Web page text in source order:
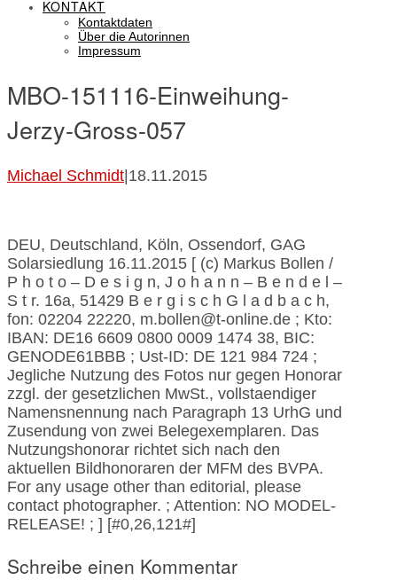
KONTAKT
Kontaktdaten
Über die Autorinnen
Impressum
MBO-151116-Einweihung-
Jerzy-Gross-057
Michael Schmidt|18.11.2015
DEU, Deutschland, Köln, Ossendorf, GAG
Solarsiedlung 16.11.2015 [ (c) Markus Bollen /
P h o t o – D e s i g n, J o h a n n – B e n d e l –
S t r. 16a, 51429 B e r g i s c h G l a d b a c h,
fon: 02204 22220, m.bollen@t-online.de ; Kto:
IBAN: DE16 6609 0800 0009 1474 38, BIC:
GENODE61BBB ; Ust-ID: DE 121 984 724 ;
Jegliche Nutzung des Fotos nur gegen Honorar
zzgl. der gesetzlichen MwSt., vollstaendiger
Namensnennung nach Paragraph 13 UrhG und
Zusendung von zwei Belegexemplaren. Das
Nutzungshonorar richtet sich nach den
aktuellen Bildhonoraren der MFM des BVPA.
For any usage other than editorial, please
contact photographer. ; Attention: NO MODEL-
RELEASE! ; ] [#0,26,121#]
Schreibe einen Kommentar